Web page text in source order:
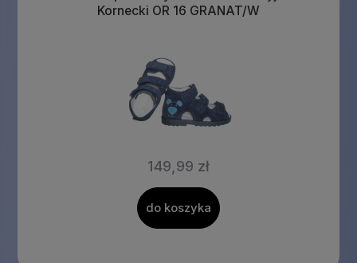
Kornecki OR 16 GRANAT/W
149,99 zł
do koszyka